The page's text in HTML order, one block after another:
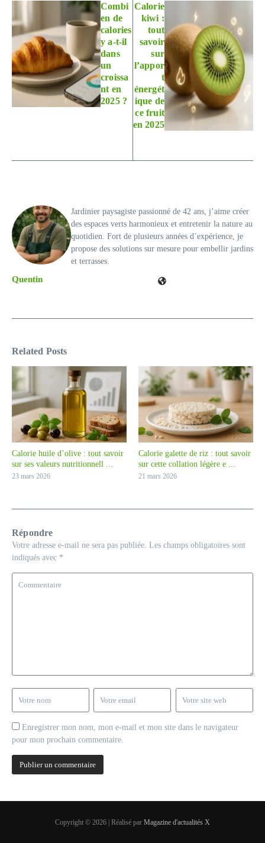
Combi
en de
calories
y a-t-il
dans
un
croissa
nt en
2025 ?
Calorie
kiwi :
tout
savoir
sur
l’appor
t
énergét
ique de
ce fruit
en 2025
Quentin
Jardinier paysagiste passionné de 42 ans, j’aime créer
des espaces verts harmonieux et entretenir la nature au
quotidien. Fort de plusieurs années d’expérience, je
propose des solutions sur mesure pour embellir jardins
et terrasses.
Related Posts
Calorie huile d’olive : tout savoir
sur ses valeurs nutritionnell ...
23 mars 2026
Calorie galette de riz : tout savoir
sur cette collation légère e ...
21 mars 2026
Répondre
Votre adresse e-mail ne sera pas publiée. Les champs obligatoires sont
indiqués avec *
Enregistrer mon nom, mon e-mail et mon site dans le navigateur
pour mon prochain commentaire.
Copyright © 2026 | Réalisé par Magazine d'actualités X